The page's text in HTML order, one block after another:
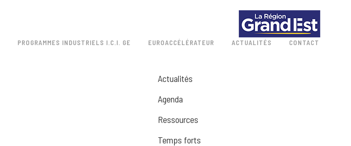
PROGRAMMES INDUSTRIELS I.C.I. GE EUROACCÉLÉRATEUR ACTUALITÉS CONTACT
Actualités
Agenda
Ressources
Temps forts